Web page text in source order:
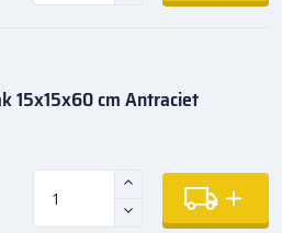
15x15x60 cm Antraciet